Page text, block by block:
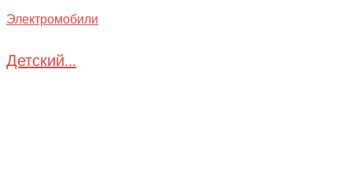
Электромобили
Детский...